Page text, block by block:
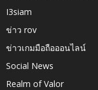
I3siam
ข่าว rov
ข่าวเกมมือถือออนไลน์
Social News
Realm of Valor